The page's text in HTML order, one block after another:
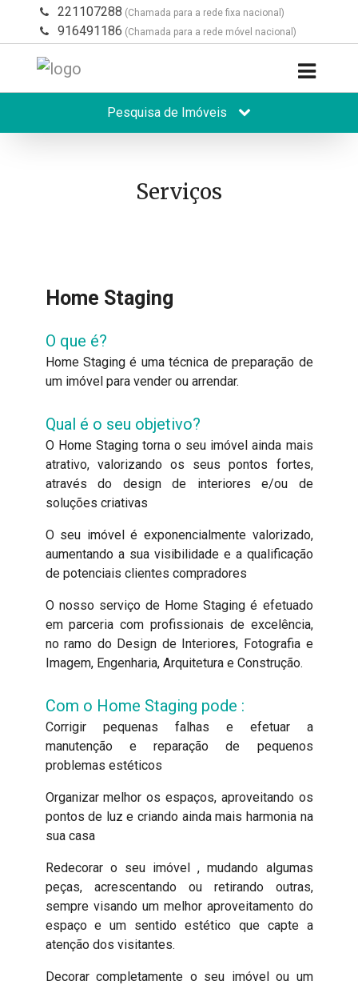
221107288 (Chamada para a rede fixa nacional)
916491186 (Chamada para a rede móvel nacional)
Pesquisa de Imóveis
Serviços
Home Staging
O que é?
Home Staging é uma técnica de preparação de
um imóvel para vender ou arrendar.
Qual é o seu objetivo?
O Home Staging torna o seu imóvel ainda mais
atrativo, valorizando os seus pontos fortes,
através do design de interiores e/ou de
soluções criativas
O seu imóvel é exponencialmente valorizado,
aumentando a sua visibilidade e a qualificação
de potenciais clientes compradores
O nosso serviço de Home Staging é efetuado
em parceria com profissionais de excelência,
no ramo do Design de Interiores, Fotografia e
Imagem, Engenharia, Arquitetura e Construção.
Com o Home Staging pode :
Corrigir pequenas falhas e efetuar a
manutenção e reparação de pequenos
problemas estéticos
Organizar melhor os espaços, aproveitando os
pontos de luz e criando ainda mais harmonia na
sua casa
Redecorar o seu imóvel , mudando algumas
peças, acrescentando ou retirando outras,
sempre visando um melhor aproveitamento do
espaço e um sentido estético que capte a
atenção dos visitantes.
Decorar completamente o seu imóvel ou um